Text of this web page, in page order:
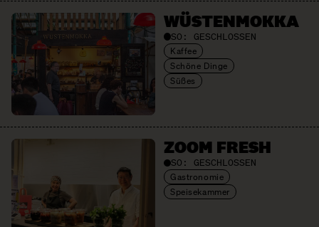
WÜSTEN­MOKKA
SO: GESCHLOSSEN
Kaffee
Schöne Dinge
Süßes
ZOOM FRESH
SO: GESCHLOSSEN
Gastronomie
Speisekammer